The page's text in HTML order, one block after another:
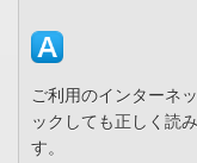
ご利用のインターネ
ックしても正しく読
す。